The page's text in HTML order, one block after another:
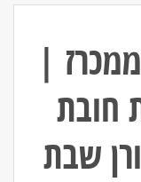
|
חובת
שבת